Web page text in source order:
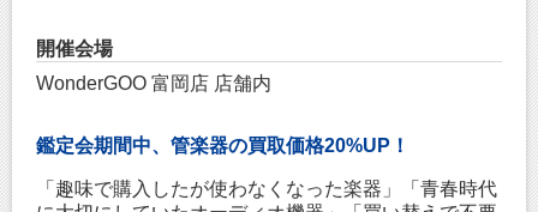
開催会場
WonderGOO 富岡店 店舗内
鑑定会期間中、管楽器の買取価格20%UP！
「趣味で購入したが使わなくなった楽器」「青春時代